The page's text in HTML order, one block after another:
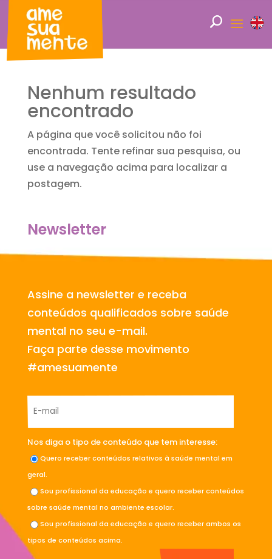
Nenhum resultado
encontrado
A página que você solicitou não foi
encontrada. Tente refinar sua pesquisa, ou
use a navegação acima para localizar a
postagem.
Newsletter
Assine a newsletter e receba
conteúdos qualificados sobre saúde
mental no seu e-mail.
Faça parte desse movimento
#amesuamente
Nos diga o tipo de conteúdo que tem interesse:
Quero receber conteúdos relativos à saúde mental em
geral.
Sou profissional da educação e quero receber conteúdos
sobre saúde mental no ambiente escolar.
Sou profissional da educação e quero receber ambos os
tipos de conteúdos acima.